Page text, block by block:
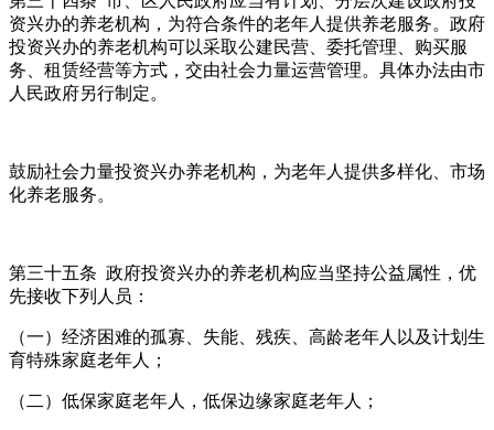
资兴办的养老机构，为符合条件的老年人提供养老服务。政府
投资兴办的养老机构可以采取公建民营、委托管理、购买服
务、租赁经营等方式，交由社会力量运营管理。具体办法由市
人民政府另行制定。
鼓励社会力量投资兴办养老机构，为老年人提供多样化、市场
化养老服务。
第三十五条 政府投资兴办的养老机构应当坚持公益属性，优
先接收下列人员：
（一）经济困难的孤寡、失能、残疾、高龄老年人以及计划生
育特殊家庭老年人；
（二）低保家庭老年人，低保边缘家庭老年人；